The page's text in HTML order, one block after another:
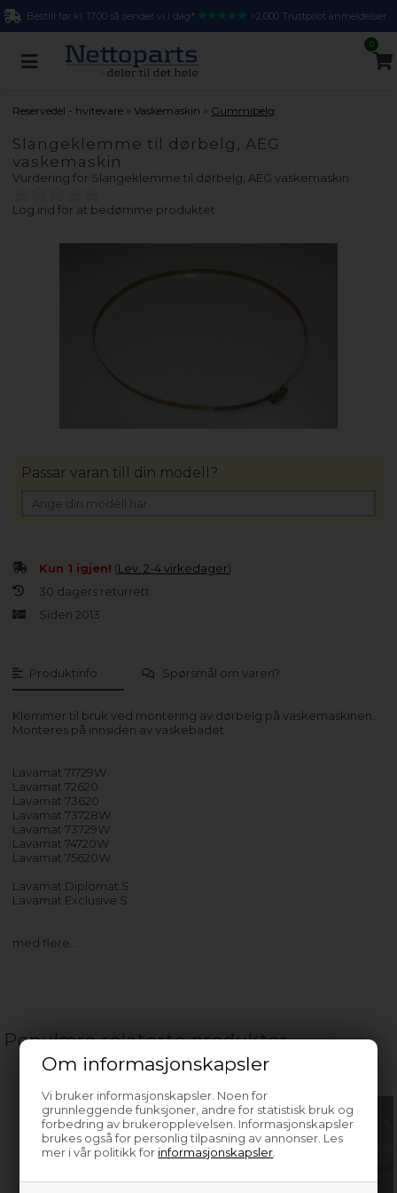
Om informasjonskapsler
Vi bruker informasjonskapsler. Noen for
grunnleggende funksjoner, andre for statistisk bruk og
forbedring av brukeropplevelsen. Informasjonskapsler
brukes også for personlig tilpasning av annonser. Les
mer i vår politikk for informasjonskapsler
Bestill før kl. 17.00 så sender vi i dag* >2.000 Trustpilot anmeldelser
0
Reservedel - hvitevare »Vaskemaskin » Gummibelg
Slangeklemme til dørbelg, AEG
vaskemaskin
Vurdering for Slangeklemme til dørbelg, AEG vaskemaskin
Log ind for at bedømme produktet
Produktinfo Spørsmål om varen?
Klemmer til bruk ved montering av dørbelg på vaskemaskinen.
Monteres på innsiden av vaskebadet.
Lavamat 71729W
Lavamat 72620
Lavamat 73620
Lavamat 73728W
Lavamat 73729W
Lavamat 74720W
Lavamat 75620W
Lavamat Diplomat S
Lavamat Exclusive S
med flere…
Kun 1 igjen! (Lev. 2-4 virkedager).
30 dagers returrett
Siden 2013
Passar varan till din modell?
Populære relaterte produkter